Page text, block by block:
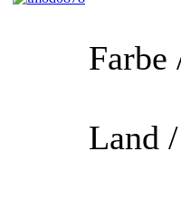
Farbe
Land